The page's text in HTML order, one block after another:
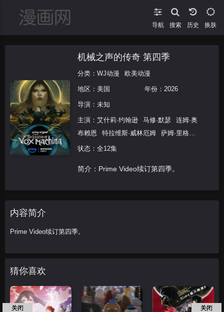
导航 搜索 换肤
机械之声的传奇 第四季
分类： WJ动漫 欧美动漫
地区： 美国 年份： 2026
导演：未知
主演： 艾什莉·约翰逊 马修·默瑟
连姆·奥
布赖恩
特拉维斯·威林厄姆
萨姆·里格尔
塔利辛·贾夫
状态：全12集
简介：Prime Video续订第四季。
内容简介
Prime Video续订第四季。
猜你喜欢
关闭 关闭